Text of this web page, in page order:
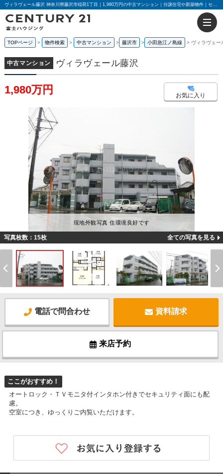
ヴィラヴェール藤沢 神奈川県藤沢市稲荷1丁目｜1,980万円の中古マンション｜分譲住宅や新築物件｜センチュリー21富士ハウジング
TOPページ 物件検索 中古マンション 藤沢市 小田急江ノ島線 ヴィラヴェー
中古マンション ヴィラヴェール藤沢
1,980万円 お気に入り
現地外観写真 住環境良好です
写真枚数：15枚 全ての写真を見る
電話で問合わせ 資料請求
来店予約
ここがおすすめ！
オートロック・ＴＶモニタ付インタホン付きでセキュリティ面にも配
慮。
空室につき、ゆっくりご内覧いただけます。